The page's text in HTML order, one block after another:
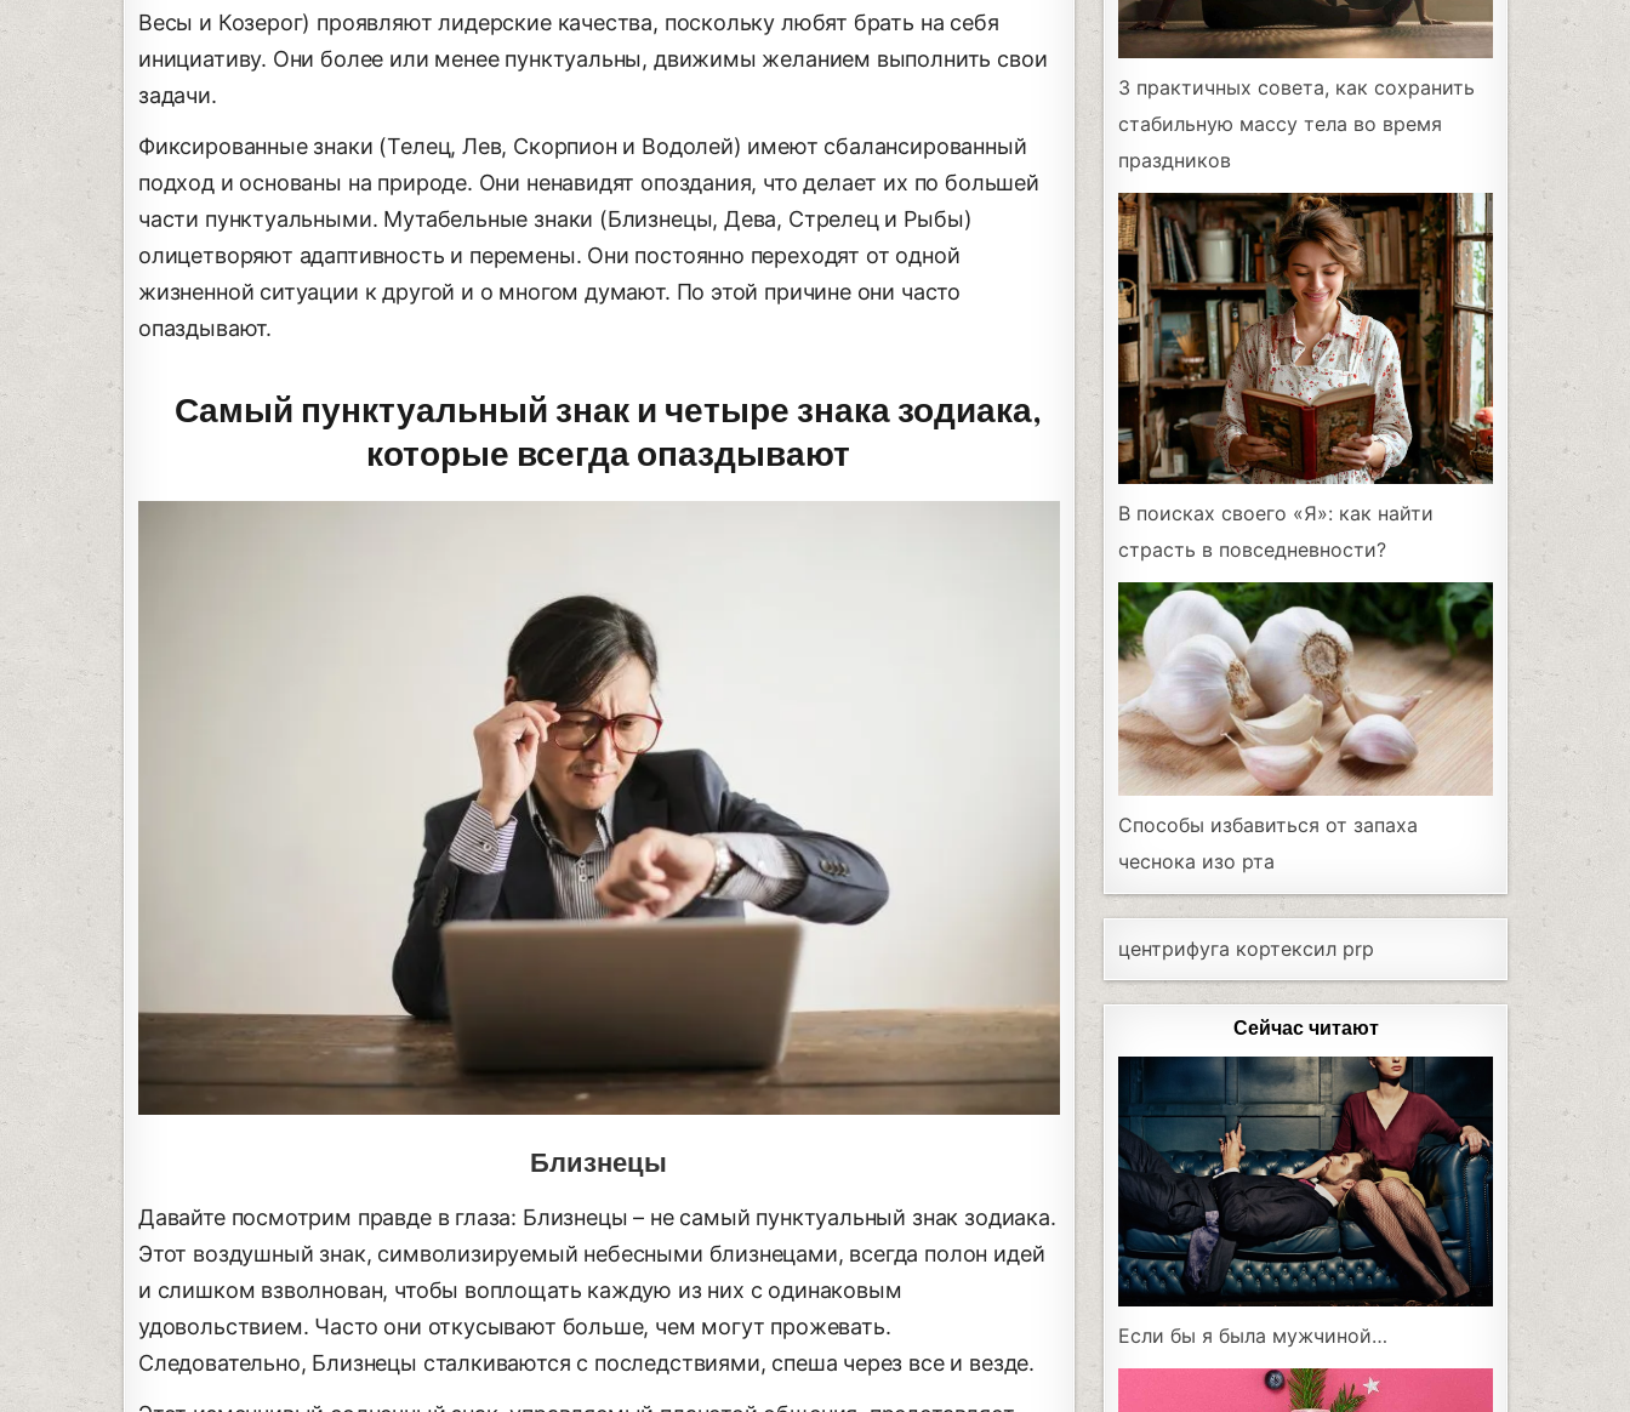
Весы и Козерог) проявляют лидерские качества, поскольку любят брать на себя
инициативу. Они более или менее пунктуальны, движимы желанием выполнить свои
задачи.
Фиксированные знаки (Телец, Лев, Скорпион и Водолей) имеют сбалансированный
подход и основаны на природе. Они ненавидят опоздания, что делает их по большей
части пунктуальными. Мутабельные знаки (Близнецы, Дева, Стрелец и Рыбы)
олицетворяют адаптивность и перемены. Они постоянно переходят от одной
жизненной ситуации к другой и о многом думают. По этой причине они часто
опаздывают.
Самый пунктуальный знак и четыре знака зодиака,
которые всегда опаздывают
Близнецы
Давайте посмотрим правде в глаза: Близнецы – не самый пунктуальный знак зодиака.
Этот воздушный знак, символизируемый небесными близнецами, всегда полон идей
и слишком взволнован, чтобы воплощать каждую из них с одинаковым
удовольствием. Часто они откусывают больше, чем могут прожевать.
Следовательно, Близнецы сталкиваются с последствиями, спеша через все и везде.
3 практичных совета, как сохранить
стабильную массу тела во время
праздников
В поисках своего «Я»: как найти
страсть в повседневности?
Способы избавиться от запаха
чеснока изо рта
центрифуга кортексил prp
Сейчас читают
Если бы я была мужчиной…